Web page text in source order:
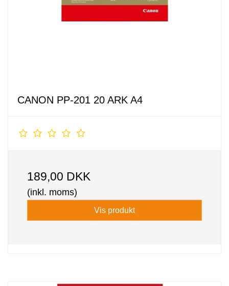
CANON PP-201 20 ARK A4
189,00 DKK
(inkl. moms)
Vis produkt